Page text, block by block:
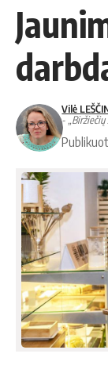
Vilė
- „Biržiečių